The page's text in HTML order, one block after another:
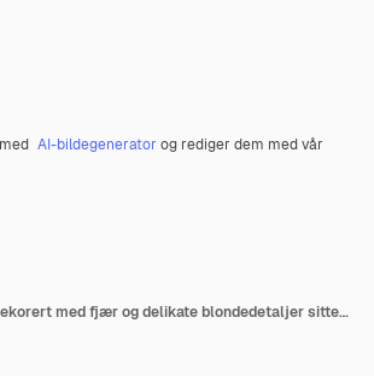
AI-bildegenerator og rediger dem med vår
En hvit hatt dekorert med fjær og delikate blondedetaljer sitter på hodet til en elegant ung mann